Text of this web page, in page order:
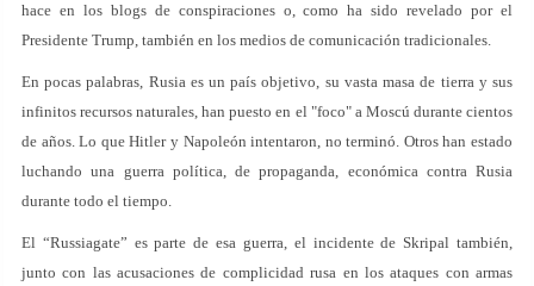
hace en los blogs de conspiraciones o, como ha sido revelado por el
Presidente Trump, también en los medios de comunicación tradicionales.
En pocas palabras, Rusia es un país objetivo, su vasta masa de tierra y sus
infinitos recursos naturales, han puesto en el "foco" a Moscú durante cientos
de años. Lo que Hitler y Napoleón intentaron, no terminó. Otros han estado
luchando una guerra política, de propaganda, económica contra Rusia
durante todo el tiempo.
El “Russiagate” es parte de esa guerra, el incidente de Skripal también,
junto con las acusaciones de complicidad rusa en los ataques con armas